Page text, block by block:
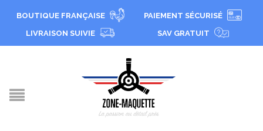
BOUTIQUE FRANÇAISE
PAIEMENT SÉCURISÉ
LIVRAISON SUIVIE
SAV GRATUIT